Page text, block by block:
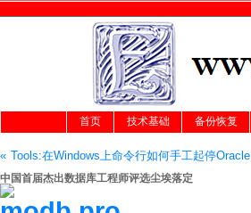
首页 技术基础 备份恢复
« Tools:在Windows上命令行如何手工起停Oracle
中国首届杰出数据库工程师评选尘埃落定